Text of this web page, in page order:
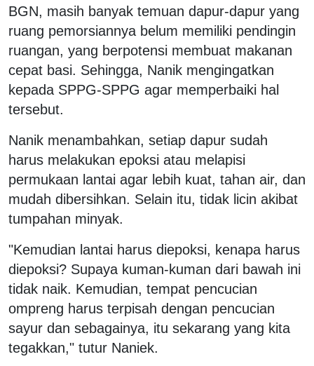
BGN, masih banyak temuan dapur-dapur yang
ruang pemorsiannya belum memiliki pendingin
ruangan, yang berpotensi membuat makanan
cepat basi. Sehingga, Nanik mengingatkan
kepada SPPG-SPPG agar memperbaiki hal
tersebut.
Nanik menambahkan, setiap dapur sudah
harus melakukan epoksi atau melapisi
permukaan lantai agar lebih kuat, tahan air, dan
mudah dibersihkan. Selain itu, tidak licin akibat
tumpahan minyak.
"Kemudian lantai harus diepoksi, kenapa harus
diepoksi? Supaya kuman-kuman dari bawah ini
tidak naik. Kemudian, tempat pencucian
ompreng harus terpisah dengan pencucian
sayur dan sebagainya, itu sekarang yang kita
tegakkan," tutur Naniek.